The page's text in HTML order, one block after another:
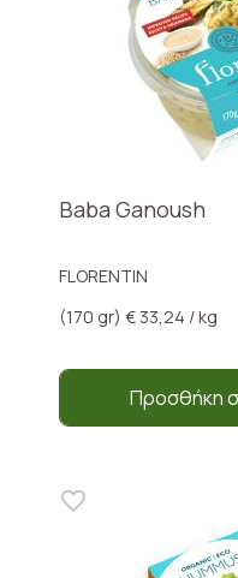
Baba Ganoush
FLORENTIN
(170 gr) € 33,24 / kg
Προσθήκη